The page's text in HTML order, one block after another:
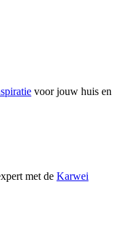
voor jouw huis en
met de Karwei